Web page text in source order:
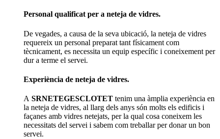
Personal qualificat per a neteja de vidres.
De vegades, a causa de la seva ubicació, la neteja de vidres
requereix un personal preparat tant físicament com
tècnicament, es necessita un equip específic i coneixement per
dur a terme el servei.
Experiència de neteja de vidres.
A SRNETEGESCLOTET tenim una àmplia experiència en
la neteja de vidres, al llarg dels anys són molts els edificis i
façanes amb vidres netejats, per la qual cosa coneixem les
necessitats del servei i sabem com treballar per donar un bon
servei.